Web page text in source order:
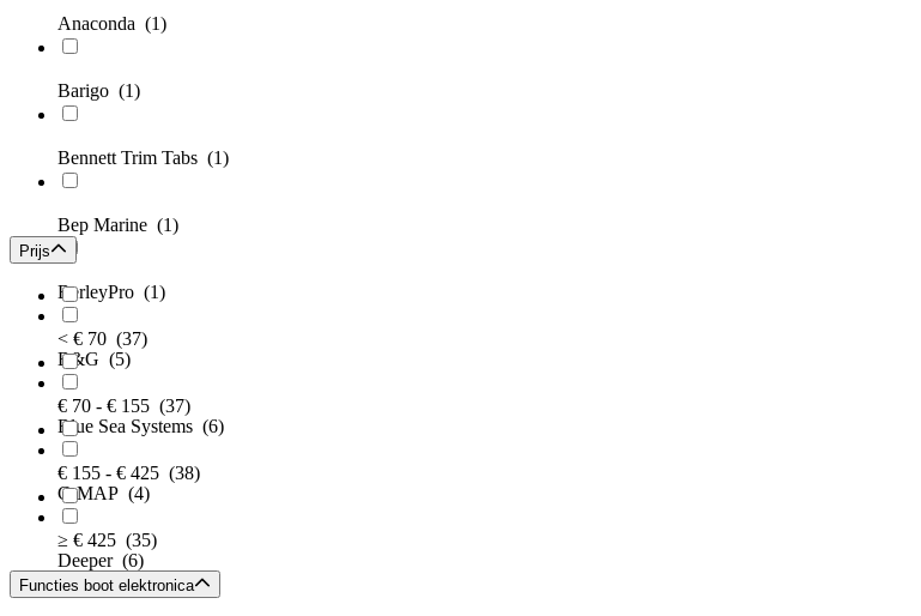
Anaconda (1)
Barigo (1)
Bennett Trim Tabs (1)
Bep Marine (1)
BerleyPro (1)
B&G (5)
Blue Sea Systems (6)
C-MAP (4)
Deeper (6)
Prijs
< € 70 (37)
€ 70 - € 155 (37)
€ 155 - € 425 (38)
≥ € 425 (35)
Functies boot elektronica